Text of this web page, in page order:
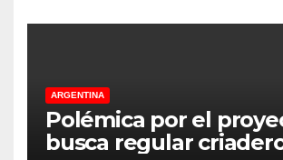
ARGENTINA
Polémica por el
busca regular